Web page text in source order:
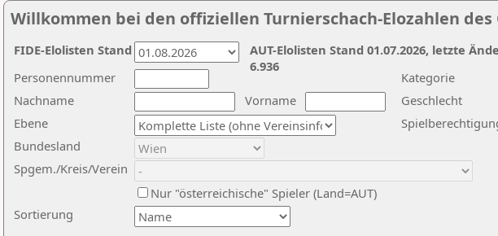
Willkommen bei den offiziellen Turnierschach-Elozahlen des
Nachname
Vorname
Ebene
Kategorie
Sortierung
Personennummer
Bundesland
Spgem./Kreis/Verein
Geschlecht
Nur "österreichische" Spieler (Land=AUT)
AUT-Elolisten Stand 01.07.2026, letzte
6.936
FIDE-Elolisten Stand